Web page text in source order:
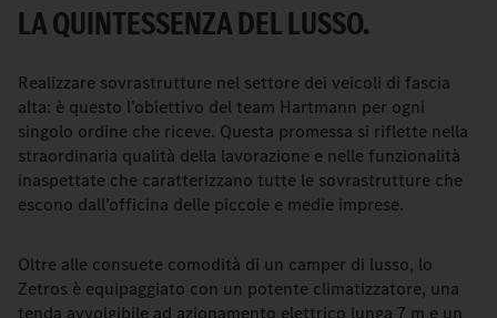
LA QUINTESSENZA DEL LUSSO.
Realizzare sovrastrutture nel settore dei veicoli di fascia
alta: è questo l’obiettivo del team Hartmann per ogni
singolo ordine che riceve. Questa promessa si riflette nella
straordinaria qualità della lavorazione e nelle funzionalità
inaspettate che caratterizzano tutte le sovrastrutture che
escono dall’officina delle piccole e medie imprese.
Oltre alle consuete comodità di un camper di lusso, lo
Zetros è equipaggiato con un potente climatizzatore, una
tenda avvolgibile ad azionamento elettrico lunga 7 m e un